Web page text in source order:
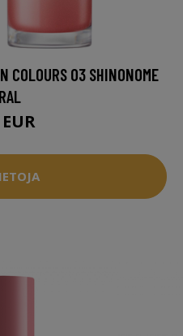
COLOURS 03 SHINONOME